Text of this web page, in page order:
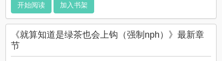
开始阅读 加入书架
《就算知道是绿茶也会上钩（强制nph）》最新章
节